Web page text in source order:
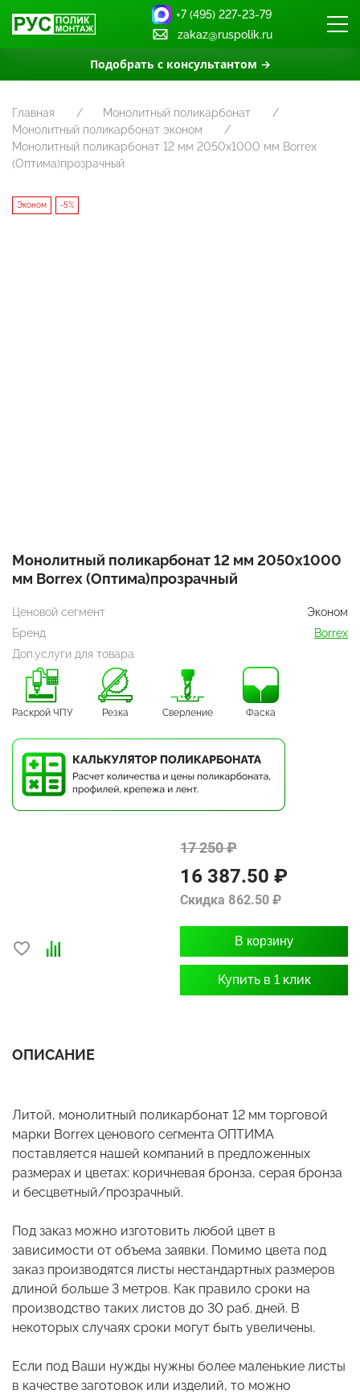
Подобрать с консультантом →
+7 (495) 227-23-79
zakaz@ruspolik.ru
Главная
Монолитный поликарбонат
Монолитный поликарбонат эконом
Монолитный поликарбонат 12 мм 2050x1000 мм Borrex
(Оптима)прозрачный
Эконом -5%
Монолитный поликарбонат 12 мм 2050x1000
мм Borrex (Оптима)прозрачный
Ценовой сегмент
Эконом
Бренд
Borrex
Доп.услуги для товара
Раскрой ЧПУ Резка Сверление Фаска
17 250 ₽
16 387.50 ₽
Скидка 862.50 ₽
В корзину
Купить в 1 клик
ОПИСАНИЕ
Литой, монолитный поликарбонат 12 мм торговой
марки Borrex ценового сегмента ОПТИМА
поставляется нашей компаний в предложенных
размерах и цветах: коричневая бронза, серая бронза
и бесцветный/прозрачный.
Под заказ можно изготовить любой цвет в
зависимости от объема заявки. Помимо цвета под
заказ производятся листы нестандартных размеров
длиной больше 3 метров. Как правило сроки на
производство таких листов до 30 раб. дней. В
некоторых случаях сроки могут быть увеличены.
Если под Ваши нужды нужны более маленькие листы
в качестве заготовок или изделий, то можно